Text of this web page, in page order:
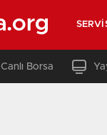
Canlı Borsa